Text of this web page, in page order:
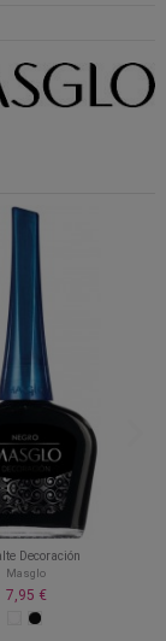
Decoración
Masglo
7,95 €